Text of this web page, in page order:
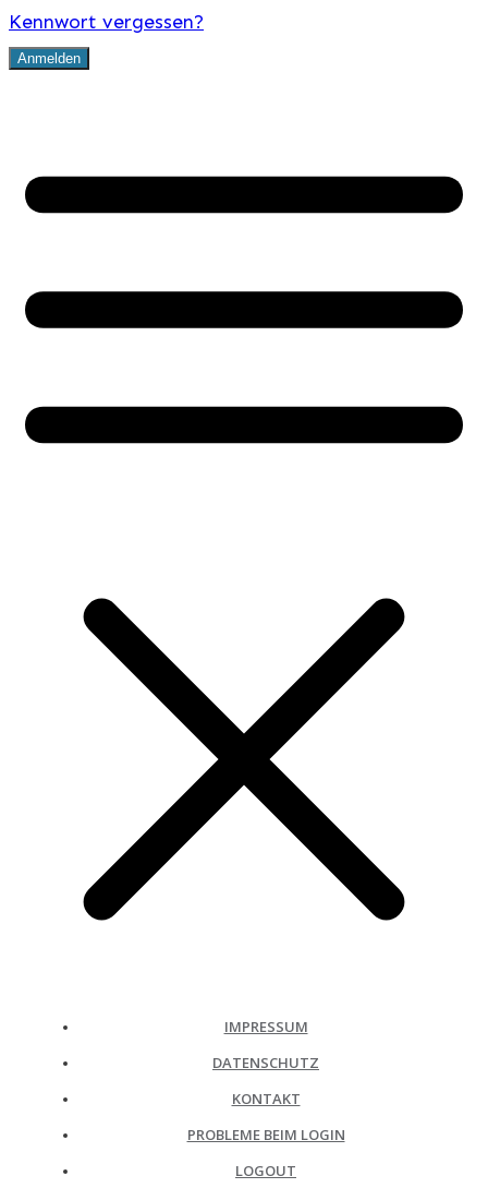
Kennwort vergessen?
IMPRESSUM
DATENSCHUTZ
KONTAKT
PROBLEME BEIM LOGIN
LOGOUT